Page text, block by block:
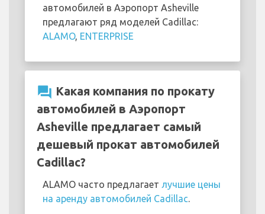
автомобилей в Аэропорт Asheville
предлагают ряд моделей Cadillac:
ALAMO, ENTERPRISE
question_answer Какая компания по прокату
автомобилей в Аэропорт
Asheville предлагает самый
дешевый прокат автомобилей
Cadillac?
ALAMO часто предлагает лучшие цены
на аренду автомобилей Cadillac.